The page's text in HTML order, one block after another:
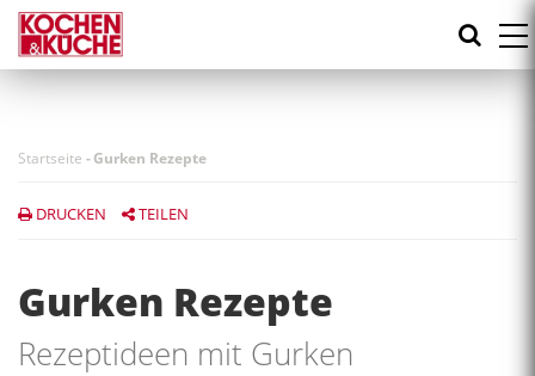
Direkt
zum
Inhalt
Startseite -Gurken Rezepte
DRUCKEN TEILEN
Gurken Rezepte
Rezeptideen mit Gurken